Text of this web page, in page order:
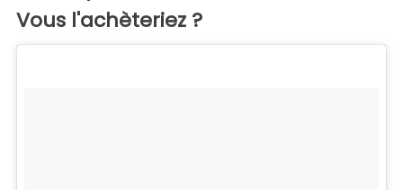
Vous l'achèteriez ?